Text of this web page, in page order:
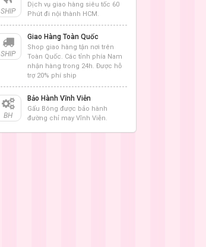
SHIP
Dịch vụ giao hàng siêu tốc 60
Phút đi nội thành HCM.
SHIP
Giao Hàng Toàn Quốc
Shop giao hàng tận nơi trên
Toàn Quốc. Các tỉnh phía Nam
nhận hàng trong 24h. Được hỗ
trợ 20% phí ship
BH
Bảo Hành Vĩnh Viễn
Gấu Bông được bảo hành
đường chỉ may Vĩnh Viễn.